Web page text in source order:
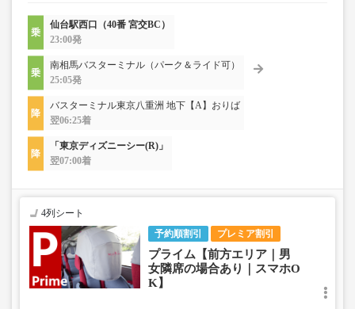
仙台駅西口（40番 宮交BC）
23:00発
南相馬バスターミナル（パーク＆ライド可）
25:05発
バスターミナル東京八重洲 地下【A】おりば
翌06:25着
「東京ディズニーシー(R)」
翌07:00着
予約順割引 プレミア割引
4列シート
プライム【前方エリア｜男
女隣席の場合あり｜スマホO
K】